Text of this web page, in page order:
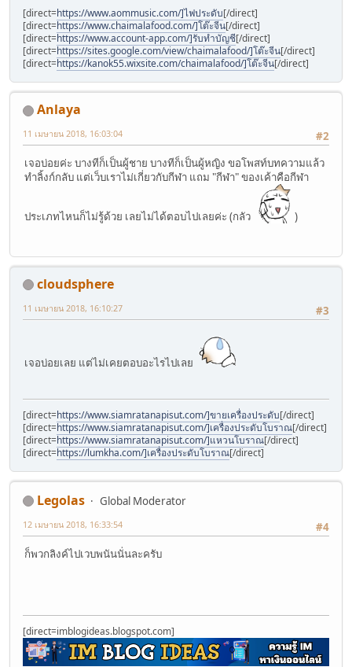
[direct=https://www.aommusic.com/]ไฟประดับ[/direct]
[direct=https://www.chaimalafood.com/]โต๊ะจีน[/direct]
[direct=https://www.account-app.com/]รับทำบัญชี[/direct]
[direct=https://sites.google.com/view/chaimalafood/]โต๊ะจีน[/direct]
[direct=https://kanok55.wixsite.com/chaimalafood/]โต๊ะจีน[/direct]
Anlaya
#2
11 เมษายน 2018, 16:03:04
เจอบ่อยค่ะ บางทีก็เป็นผู้ชาย บางทีก็เป็นผู้หญิง ขอโพสท์บทความแล้ว
ทำลิ้งก์กลับ แต่เว็บเราไม่เกี่ยวกับกีฬา แถม "กีฬา" ของเค้าคือกีฬา
ประเภทไหนก็ไม่รู้ด้วย เลยไม่ได้ตอบไปเลยค่ะ (กลัว )
cloudsphere
#3
11 เมษายน 2018, 16:10:27
เจอบ่อยเลย แต่ไม่เคยตอบอะไรไปเลย
[direct=https://www.siamratanapisut.com/]ขายเครื่องประดับ[/direct]
[direct=https://www.siamratanapisut.com/]เครื่องประดับโบราณ[/direct]
[direct=https://www.siamratanapisut.com/]แหวนโบราณ[/direct]
[direct=https://lumkha.com/]เครื่องประดับโบราณ[/direct]
Legolas
Global Moderator
#4
12 เมษายน 2018, 16:33:54
ก็พวกลิงค์ไปเวบพนันนั่นละครับ
[direct=imblogideas.blogspot.com]